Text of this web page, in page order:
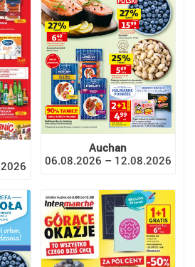
Auchan
06.08.2026 – 12.08.2026